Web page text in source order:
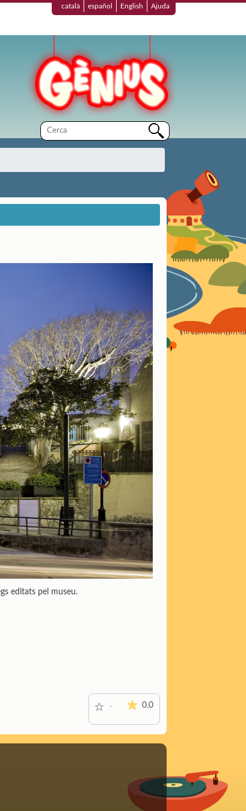
català español English Ajuda
editats pel museu.
- 0.0La mitjana de les valoracions